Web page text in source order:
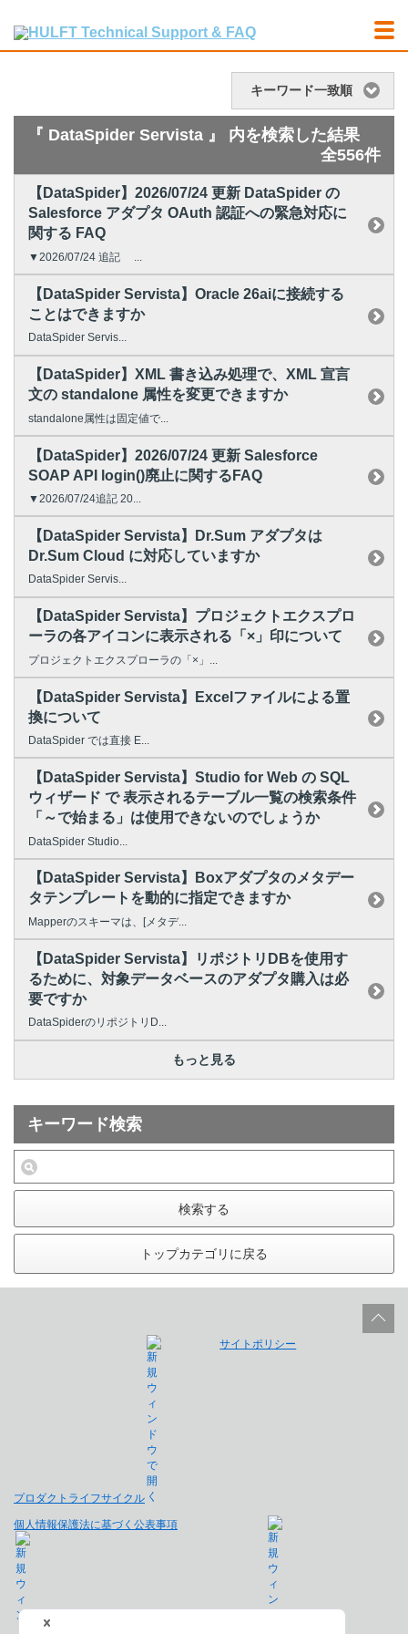
キーワード一致順
『 DataSpider Servista 』 内を検索した結果
全556件
【DataSpider】2026/07/24 更新 DataSpider の
Salesforce アダプタ OAuth 認証への緊急対応に
関する FAQ
▼2026/07/24 追記 ...
【DataSpider Servista】Oracle 26aiに接続する
ことはできますか
DataSpider Servis...
【DataSpider】XML 書き込み処理で、XML 宣言
文の standalone 属性を変更できますか
standalone属性は固定値で...
【DataSpider】2026/07/24 更新 Salesforce
SOAP API login()廃止に関するFAQ
▼2026/07/24追記 20...
【DataSpider Servista】Dr.Sum アダプタは
Dr.Sum Cloud に対応していますか
DataSpider Servis...
【DataSpider Servista】プロジェクトエクスプロ
ーラの各アイコンに表示される「×」印について
プロジェクトエクスプローラの「×」...
【DataSpider Servista】Excelファイルによる置
換について
DataSpider では直接 E...
【DataSpider Servista】Studio for Web の SQL
ウィザード で 表示されるテーブル一覧の検索条件
「～で始まる」は使用できないのでしょうか
DataSpider Studio...
【DataSpider Servista】Boxアダプタのメタデー
タテンプレートを動的に指定できますか
Mapperのスキーマは、[メタデ...
【DataSpider Servista】リポジトリDBを使用す
るために、対象データベースのアダプタ購入は必
要ですか
DataSpiderのリポジトリD...
もっと見る
キーワード検索
検索する
トップカテゴリに戻る
プロダクトライフサイクル
サイトポリシー
個人情報保護法に基づく公表事項